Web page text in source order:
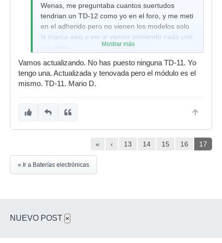
-koimora
-koke4x4
-causti
-gfiguero937
-Tel-Er-Tauth
TD-5
-Mamagu
-kobeg
-pepsalto
Wenas, me preguntaba cuantos suertudos
tendrian un TD-12 como yo en el foro, y me meti
en el adherido pero no vienen los modelos solo
la marca asiq a ver si vamos poniendo cada uno
ROLAND
TD-3
-cicomiko
-Makiabela
-mentablanca
Mostrar más
Vamos actualizando. No has puesto ninguna TD-11. Yo
tengo una. Actualizada y tenovada pero el módulo es el
mismo. TD-11. Mario D.
« ‹ 13 14 15 16 17
« Ir a Baterías electrónicas
NUEVO POST ×